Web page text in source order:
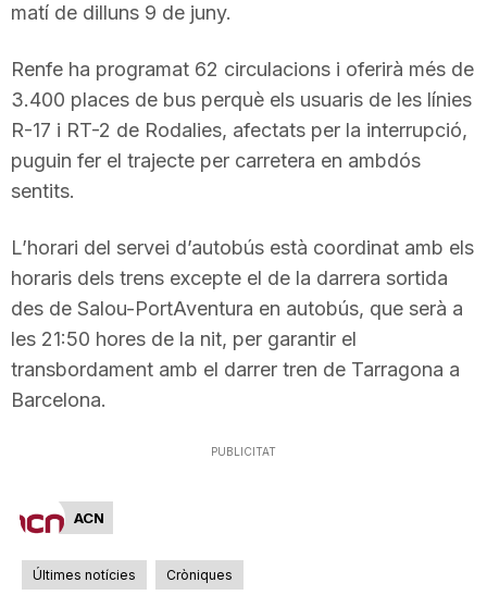
r
a
g
n
a
matí de dilluns 9 de juny.
Renfe ha programat 62 circulacions i oferirà més de
3.400 places de bus perquè els usuaris de les línies
R-17 i RT-2 de Rodalies, afectats per la interrupció,
puguin fer el trajecte per carretera en ambdós
sentits.
L’horari del servei d’autobús està coordinat amb els
horaris dels trens excepte el de la darrera sortida
des de Salou-PortAventura en autobús, que serà a
les 21:50 hores de la nit, per garantir el
transbordament amb el darrer tren de Tarragona a
Barcelona.
PUBLICITAT
ACN
Últimes notícies Cròniques